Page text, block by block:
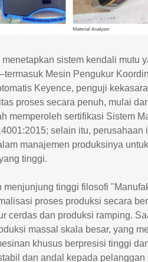
sistem kendali mutu
Mesin Pengukur
Keyence, penguji
proses secara penuh, mulai
memperoleh sertifikasi Sistem
selain itu, perusahaan
manajemen produksinya
tinggi.
tinggi filosofi
proses produksi secara
cerdas dan produksi ramping.
massal skala besar, yang
khusus berpresisi tinggi
dan andal kepada pelanggan